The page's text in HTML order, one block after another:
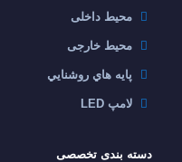
محیط داخلی
محیط خارجی
پايه هاي روشنايي
لامپ LED
دسته بندی تخصصی